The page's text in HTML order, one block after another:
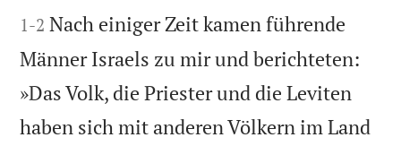


1-2 Nach einiger Zeit kamen führende
Männer Israels zu mir und berichteten:
»Das Volk, die Priester und die Leviten
haben sich mit anderen Völkern im Land